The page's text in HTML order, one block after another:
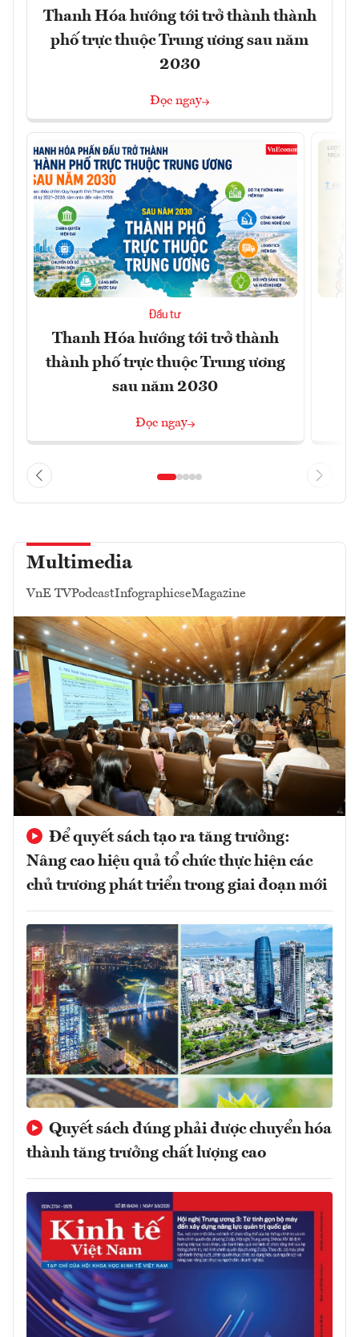
Thanh Hóa hướng tới trở thành thành
phố trực thuộc Trung ương sau năm
2030
Đọc ngay
Đầu tư
Thanh Hóa hướng tới trở thành
thành phố trực thuộc Trung ương
sau năm 2030
Đọc ngay
Multimedia
VnE TVPodcastInfographicseMagazine
Để quyết sách tạo ra tăng trưởng:
Nâng cao hiệu quả tổ chức thực hiện các
chủ trương phát triển trong giai đoạn mới
Quyết sách đúng phải được chuyển hóa
thành tăng trưởng chất lượng cao